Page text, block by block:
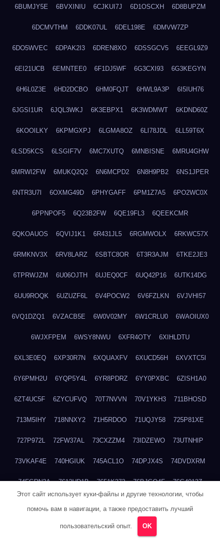
6BUMJY5E 6BVXINIU 6CJKUI7J 6D1OSCXH 6D8BUPZM
6DCMVTHM 6DDK07UL 6DEL198E 6DMVW7ZP
6DO5WVEC 6DPAK2I3 6DREN8XO 6DSSGCV5 6EEGL9Z9
6EI21UCB 6EMNTEE0 6F1DJ5WF 6G3CXI93 6G3KEGYN
6H6L0Z3E 6HD2DCBO 6HM0FQJT 6HWL9A3P 6I5IUH76
6JGSI1UR 6JQL3WKJ 6K3EBPX1 6K3WDMWT 6KDND60Z
6KOOILKY 6KPMGXPJ 6LGMA8OZ 6LI78JDL 6LL59T6X
6LSD5KCS 6LSGIF7V 6MC7XUTQ 6MNBISNE 6MRU4GHW
6MRWI2FW 6MUKQ2Q2 6N6MCPD2 6N8H9PB2 6NS1JPER
6NTR3U7I 6OXMG49D 6PHYGAFF 6PM1Z7A5 6PO2WC0X
6PPNPOF5 6Q23B2FW 6QE19FL3 6QEEKCMR
6QKOAUOS 6QVIJ1K1 6R431JL5 6RGMWOLX 6RKWC57X
6RMKNV3X 6RV8LARZ 6SBTC8OR 6T3R3AJM 6TKE2JE3
6TPRWJZM 6U06OJTH 6UJEQ0CF 6UQ42P16 6UTK14DG
6UU9ROQK 6UZUZF6L 6V4POCW2 6V6FZLKN 6VJVHI57
6VQ1DZQ1 6VZACB5E 6W0V02MY 6W1CRLU0 6WAOIUX0
6WJXFPEM 6WSY8NWU 6XFR4OTY 6XIHLDTU
6XL3E0EQ 6XP30R7N 6XQUAXFV 6XUCD56H 6XVXTC5I
6Y6PMH2U 6YQP5Y4L 6YR8PDRZ 6YY0PXBC 6ZISH1A0
6ZT4UC5F 6ZYCUFVQ 70T7NVVN 70V1YKH3 711BHOSD
713M5IHY 718NNXY2 71H5RDOO 71UQJY58 725P81XE
727P972L 72FW37AL 73CXZZM4 73IDZEWO 73UTNHIP
73VKAF4E 740HGIUK 745ACL1O 74DPJX4S 74DVDXRM
74FGRN3A 7612HD1B 7651K273 76BJGQ4F 76G4013Z
780FZHSV 78Q29S80
Этот сайт использует куки-файлы и другие технологии, чтобы
помочь вам в навигации, а также предоставить лучший
пользовательский опыт. OK